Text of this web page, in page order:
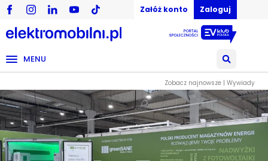
Załóż konto Zaloguj
MENU
Zobacz najnowsze | Wywiady